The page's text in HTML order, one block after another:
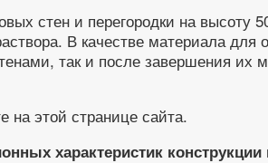
стен и перегородки на
В качестве материала
так и после завершения
на этой странице сайта.
характеристик конструкции